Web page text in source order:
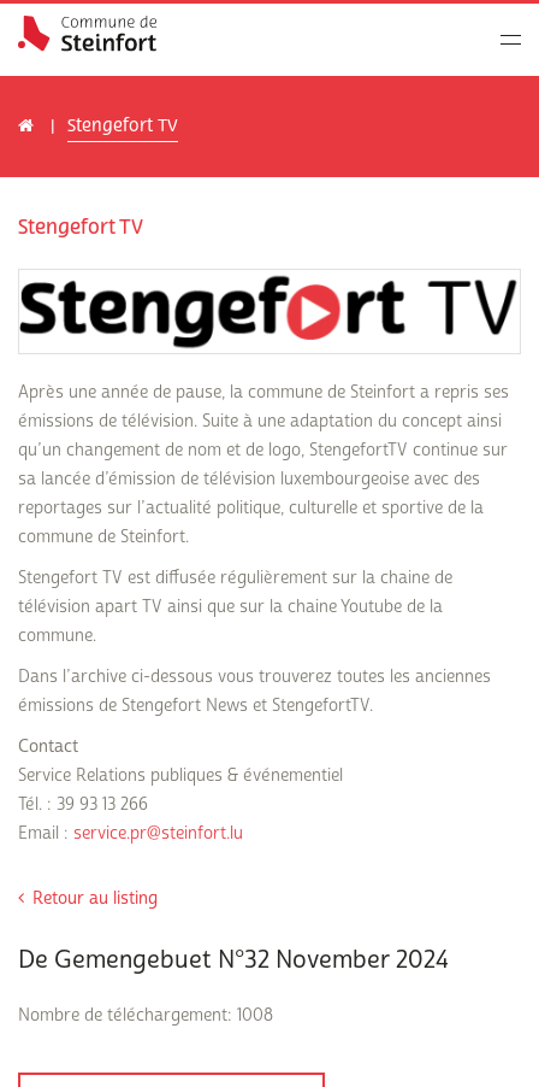
Stengefort TV
Stengefort TV
Après une année de pause, la commune de Steinfort a repris ses
émissions de télévision. Suite à une adaptation du concept ainsi
qu’un changement de nom et de logo, StengefortTV continue sur
sa lancée d’émission de télévision luxembourgeoise avec des
reportages sur l’actualité politique, culturelle et sportive de la
commune de Steinfort.
Stengefort TV est diffusée régulièrement sur la chaine de
télévision apart TV ainsi que sur la chaine Youtube de la
commune.
Dans l’archive ci-dessous vous trouverez toutes les anciennes
émissions de Stengefort News et StengefortTV.
Contact
Service Relations publiques & événementiel
Tél. : 39 93 13 266
Email : service.pr@steinfort.lu
Retour au listing
De Gemengebuet N°32 November 2024
Nombre de téléchargement: 1008